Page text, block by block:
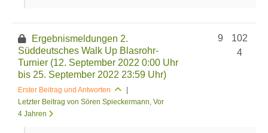
Ergebnismeldungen 2.
Süddeutsches Walk Up Blasrohr-
Turnier (12. September 2022 0:00 Uhr
bis 25. September 2022 23:59 Uhr)
Erster Beitrag und Antworten
|
Letzter Beitrag von Sören Spieckermann , Vor
4 Jahren
102
4
9